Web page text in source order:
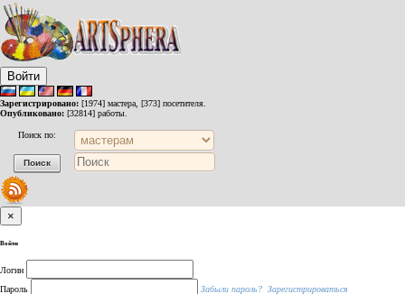
Войти
Зарегистрировано: [1974] мастера, [373] посетителя.
Опубликовано: [32814] работы.
Поиск по:
×
Войти
Логин
Пароль
Забыли пароль? Зарегистрироваться